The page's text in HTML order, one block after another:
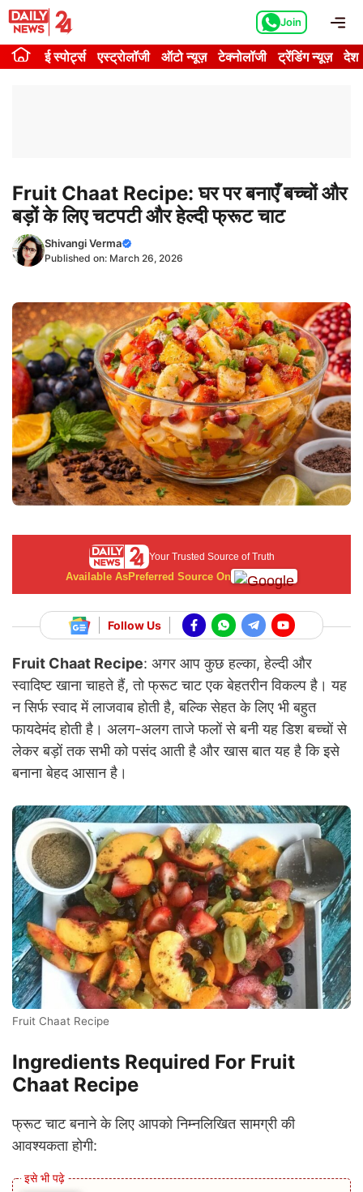
Skip
content
Join
ई स्पोर्ट्स एस्ट्रोलॉजी ऑटो न्यूज़ टेक्नोलॉजी ट्रेंडिंग न्यूज़ देश
Fruit Chaat Recipe: घर पर बनाएँ बच्चों और
बड़ों के लिए चटपटी और हेल्दी फ्रूट चाट
Shivangi Verma
Published on: March 26, 2026
Your Trusted Source of Truth
Available AsPreferred Source On
Follow Us
Fruit Chaat Recipe: अगर आप कुछ हल्का, हेल्दी और
स्वादिष्ट खाना चाहते हैं, तो फ्रूट चाट एक बेहतरीन विकल्प है। यह
न सिर्फ स्वाद में लाजवाब होती है, बल्कि सेहत के लिए भी बहुत
फायदेमंद होती है। अलग-अलग ताजे फलों से बनी यह डिश बच्चों से
लेकर बड़ों तक सभी को पसंद आती है और खास बात यह है कि इसे
बनाना बेहद आसान है।
Fruit Chaat Recipe
Ingredients Required For Fruit
Chaat Recipe
फ्रूट चाट बनाने के लिए आपको निम्नलिखित सामग्री की
आवश्यकता होगी: